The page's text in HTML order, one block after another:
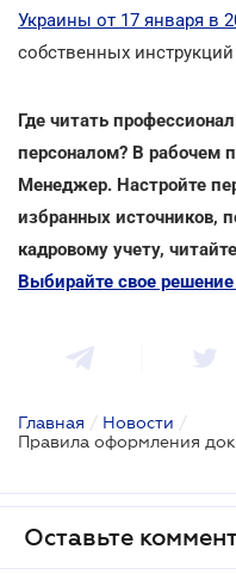
Украины от 17 января в
собственных
Где читать
персоналом? В рабочем
Менеджер. Настройте
избранных источников,
кадровому учету,
Выбирайте свое
Главная / Новости /
Оставьте